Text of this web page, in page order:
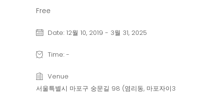
Free
Date: 12월 10, 2019 - 3월 31, 2025
Time: -
Venue
서울특별시 마포구 숭문길 98 (염리동, 마포자이3